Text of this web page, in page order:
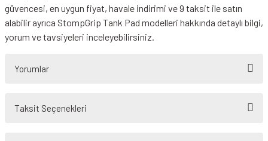
güvencesi, en uygun fiyat, havale indirimi ve 9 taksit ile satın
alabilir ayrıca StompGrip Tank Pad modelleri hakkında detaylı bilgi,
yorum ve tavsiyeleri inceleyebilirsiniz.
Yorumlar
Taksit Seçenekleri